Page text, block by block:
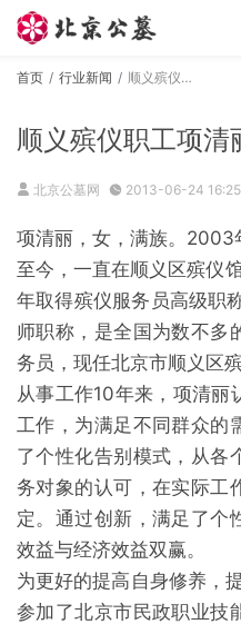
首页 行业新闻 顺义殡仪职工项清丽荣获首都劳动奖章
顺义殡仪职工项清
北京公墓网 2013-06-24 16:25
项清丽，女，满族。2003
至今，一直在顺义区殡仪
年取得殡仪服务员高级职
师职称，是全国为数不多
务员，现任北京市顺义区
从事工作10年来，项清丽
工作，为满足不同群众的
了个性化告别模式，从各
务对象的认可，在实际工
定。通过创新，满足了个
效益与经济效益双赢。
为更好的提高自身修养，
参加了北京市民政职业技